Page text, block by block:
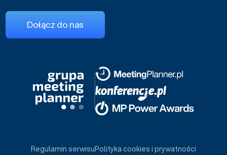
Dołącz do nas
Regulamin serwisuPolityka cookies i prywatności